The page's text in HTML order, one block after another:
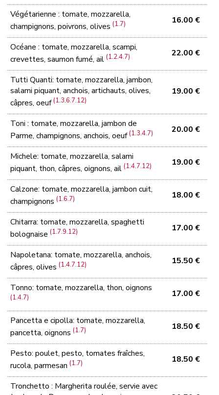
Végétarienne : tomate, mozzarella,
champignons, poivrons, olives(1.7) 16.00 €
Océane : tomate, mozzarella, scampi,
crevettes, saumon fumé, ail(1.2.4.7) 22.00 €
Tutti Quanti: tomate, mozzarella, jambon,
salami piquant, anchois, artichauts, olives,
câpres, oeuf(1.3.6.7.12)
19.00 €
Toni : tomate, mozzarella, jambon de
Parme, champignons, anchois, oeuf(1.3.4.7) 20.00 €
Michele: tomate, mozzarella, salami
piquant, thon, câpres, oignons, ail(1.4.7.12) 19.00 €
Calzone: tomate, mozzarella, jambon cuit,
champignons(1.6.7) 18.00 €
Chitarra: tomate, mozzarella, spaghetti
bolognaise(1.7.9.12) 17.00 €
Napoletana: tomate, mozzarella, anchois,
câpres, olives(1.4.7.12) 15.50 €
Tonno: tomate, mozzarella, thon, oignons
(1.4.7) 17.00 €
Pancetta e cipolla: tomate, mozzarella,
pancetta, oignons(1.7) 18.50 €
Pesto: poulet, pesto, tomates fraîches,
rucola, parmesan(1.7) 18.50 €
Tronchetto : Margherita roulée, servie avec